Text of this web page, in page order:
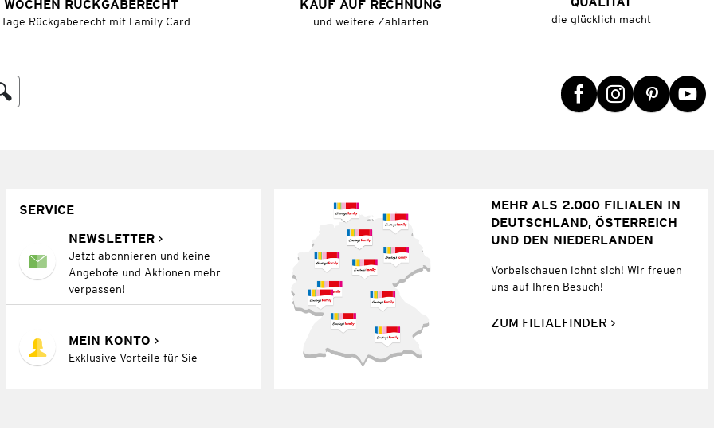
RÜCKGABERECHT
Rückgaberecht mit Family Card
KAUF AUF RECHNUNG
und weitere Zahlarten die glücklich macht
SERVICE
NEWSLETTER
Jetzt abonnieren und keine
Angebote und Aktionen mehr
verpassen!
MEIN KONTO
Exklusive Vorteile für Sie
MEHR ALS 2.000 FILIALEN IN
DEUTSCHLAND, ÖSTERREICH
UND DEN NIEDERLANDEN
Vorbeischauen lohnt sich! Wir freuen
uns auf Ihren Besuch!
ZUM FILIALFINDER